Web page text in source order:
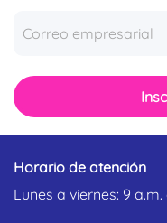
Horario de atención
Lunes a viernes: 9